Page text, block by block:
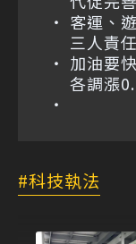
客運、
三人責
加油要
各調漲
科技執法